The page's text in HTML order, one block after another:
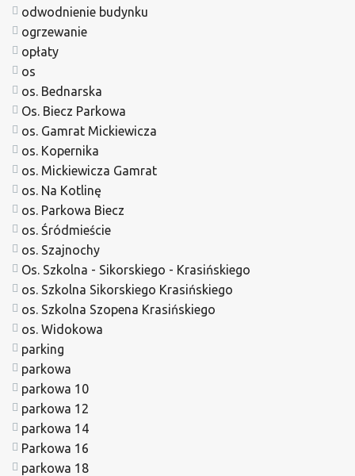
odwodnienie budynku
ogrzewanie
opłaty
os
os. Bednarska
Os. Biecz Parkowa
os. Gamrat Mickiewicza
os. Kopernika
os. Mickiewicza Gamrat
os. Na Kotlinę
os. Parkowa Biecz
os. Śródmieście
os. Szajnochy
Os. Szkolna - Sikorskiego - Krasińskiego
os. Szkolna Sikorskiego Krasińskiego
os. Szkolna Szopena Krasińskiego
os. Widokowa
parking
parkowa
parkowa 10
parkowa 12
parkowa 14
Parkowa 16
parkowa 18